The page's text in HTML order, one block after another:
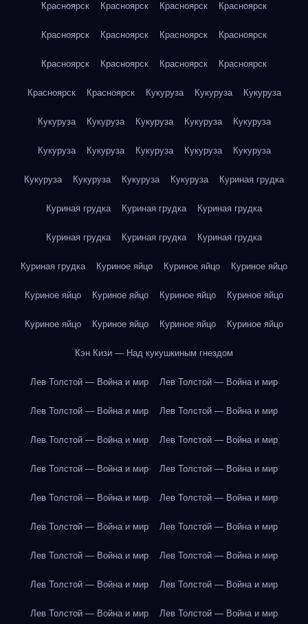
Красноярск Красноярск Красноярск Красноярск
Красноярск Красноярск Красноярск Красноярск
Красноярск Красноярск Красноярск Красноярск
Красноярск Красноярск Кукуруза Кукуруза Кукуруза
Кукуруза Кукуруза Кукуруза Кукуруза Кукуруза
Кукуруза Кукуруза Кукуруза Кукуруза Кукуруза
Кукуруза Кукуруза Кукуруза Кукуруза Куриная грудка
Куриная грудка Куриная грудка Куриная грудка
Куриная грудка Куриная грудка Куриная грудка
Куриная грудка Куриное яйцо Куриное яйцо Куриное яйцо
Куриное яйцо Куриное яйцо Куриное яйцо Куриное яйцо
Куриное яйцо Куриное яйцо Куриное яйцо Куриное яйцо
Кэн Кизи — Над кукушкиным гнездом
Лев Толстой — Война и мир Лев Толстой — Война и мир
Лев Толстой — Война и мир Лев Толстой — Война и мир
Лев Толстой — Война и мир Лев Толстой — Война и мир
Лев Толстой — Война и мир Лев Толстой — Война и мир
Лев Толстой — Война и мир Лев Толстой — Война и мир
Лев Толстой — Война и мир Лев Толстой — Война и мир
Лев Толстой — Война и мир Лев Толстой — Война и мир
Лев Толстой — Война и мир Лев Толстой — Война и мир
Лев Толстой — Война и мир Лев Толстой — Война и мир